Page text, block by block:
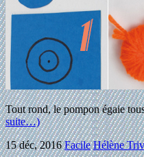
Tout rond, le pompon égaie
suite…)
15 déc, 2016 Facile Hélène